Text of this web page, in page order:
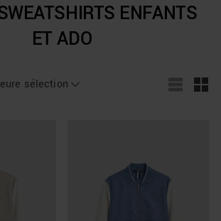
ENFANTS
ET ADO
sélection